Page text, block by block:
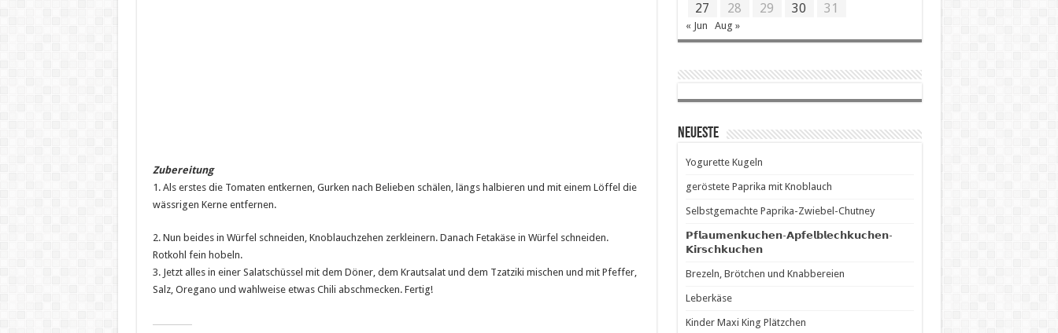
Zubereitung
1. Als erstes die Tomaten entkernen, Gurken nach Belieben schälen, längs halbieren und mit einem Löffel die
wässrigen Kerne entfernen.
2. Nun beides in Würfel schneiden, Knoblauchzehen zerkleinern. Danach Fetakäse in Würfel schneiden.
Rotkohl fein hobeln.
3. Jetzt alles in einer Salatschüssel mit dem Döner, dem Krautsalat und dem Tzatziki mischen und mit Pfeffer,
Salz, Oregano und wahlweise etwas Chili abschmecken. Fertig!
27
28 29 30 31
« Jun Aug »
Neueste
Yogurette Kugeln
geröstete Paprika mit Knoblauch
Selbstgemachte Paprika-Zwiebel-Chutney
𝗣𝗳𝗹𝗮𝘂𝗺𝗲𝗻𝗸𝘂𝗰𝗵𝗲𝗻-𝗔𝗽𝗳𝗲𝗹𝗯𝗹𝗲𝗰𝗵𝗸𝘂𝗰𝗵𝗲𝗻-
𝗞𝗶𝗿𝘀𝗰𝗵𝗸𝘂𝗰𝗵𝗲𝗻
Brezeln, Brötchen und Knabbereien
Leberkäse
Kinder Maxi King Plätzchen